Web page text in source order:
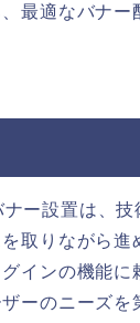
最適なバナー
ー設置は、技
取りながら進
インの機能に
ーのニーズを